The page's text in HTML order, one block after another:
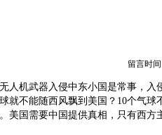
留言时间
人机武器入侵中东小国是常事，入
就不能随西风飘到美国？10个气球
美国需要中国提供真相，只有西方